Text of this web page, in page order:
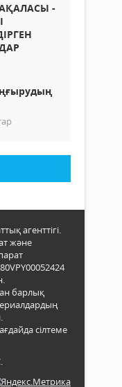
-
агенттігі.
және
барлық
сілтеме